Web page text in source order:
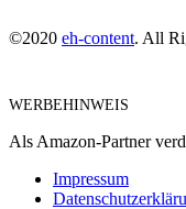
©2020 eh-content. All
WERBEHINWEIS
Als Amazon-Partner
Impressum